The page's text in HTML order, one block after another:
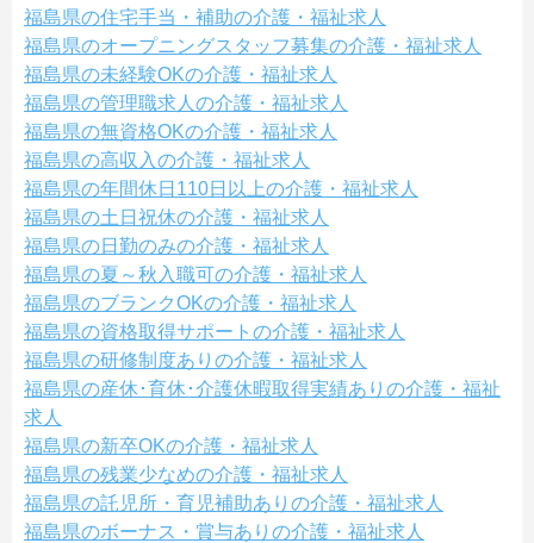
福島県の住宅手当・補助の介護・福祉求人
福島県のオープニングスタッフ募集の介護・福祉求人
福島県の未経験OKの介護・福祉求人
福島県の管理職求人の介護・福祉求人
福島県の無資格OKの介護・福祉求人
福島県の高収入の介護・福祉求人
福島県の年間休日110日以上の介護・福祉求人
福島県の土日祝休の介護・福祉求人
福島県の日勤のみの介護・福祉求人
福島県の夏～秋入職可の介護・福祉求人
福島県のブランクOKの介護・福祉求人
福島県の資格取得サポートの介護・福祉求人
福島県の研修制度ありの介護・福祉求人
福島県の産休･育休･介護休暇取得実績ありの介護・福祉
求人
福島県の新卒OKの介護・福祉求人
福島県の残業少なめの介護・福祉求人
福島県の託児所・育児補助ありの介護・福祉求人
福島県のボーナス・賞与ありの介護・福祉求人